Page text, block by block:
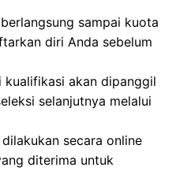
sampai kuota
diri Anda sebelum
kualifikasi akan dipanggil
selanjutnya melalui
secara online
diterima untuk